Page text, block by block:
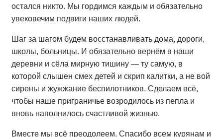
остался никто. Мы гордимся каждым и обязательно
увековечим подвиги наших людей.
Шаг за шагом будем восстанавливать дома, дороги,
школы, больницы. И обязательно вернём в наши
деревни и сёла мирную тишину — ту самую, в
которой слышен смех детей и скрип калитки, а не вой
сирены и жужжание беспилотников. Сделаем всё,
чтобы наше приграничье возродилось из пепла и
вновь наполнилось счастливой жизнью.
Вместе мы всё преодолеем. Спасибо всем курянам и